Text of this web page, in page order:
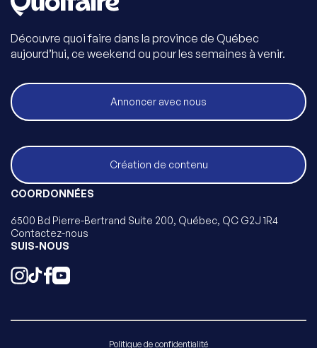
Découvre quoi faire dans la province de Québec
aujourd’hui, ce weekend ou pour les semaines à venir.
Annoncer avec nous
Création de contenu
COORDONNÉES
6500 Bd Pierre-Bertrand Suite 200, Québec, QC G2J 1R4
Contactez-nous
SUIS-NOUS
Politique de confidentialité